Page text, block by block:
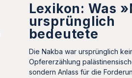
Lexikon: Was
ursprünglich
bedeutete
Die Nakba war ursprünglich
Opfererzählung
sondern Anlass für die